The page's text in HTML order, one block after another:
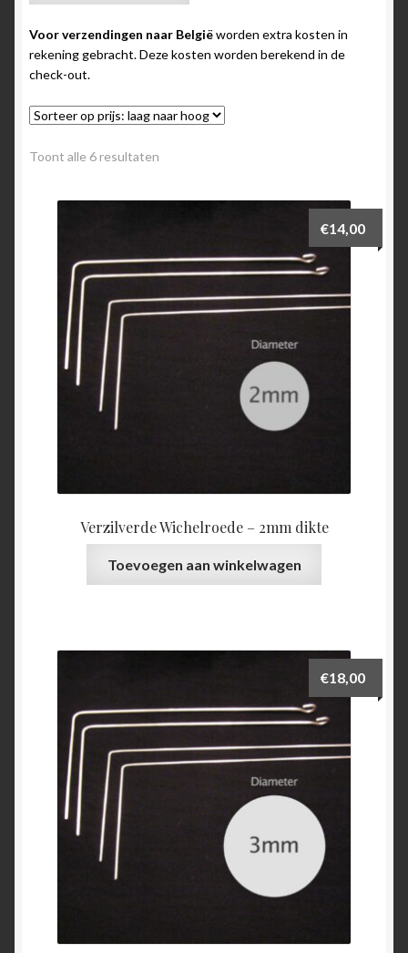
Voor verzendingen naar Belgiëworden extra kosten in
rekening gebracht. Deze kosten worden berekend in de
check-out.
Toont alle 6 resultaten
hoog
Verzilverde Wichelroede – 2mm dikte
€14,00
Toevoegen aan winkelwagen
€18,00